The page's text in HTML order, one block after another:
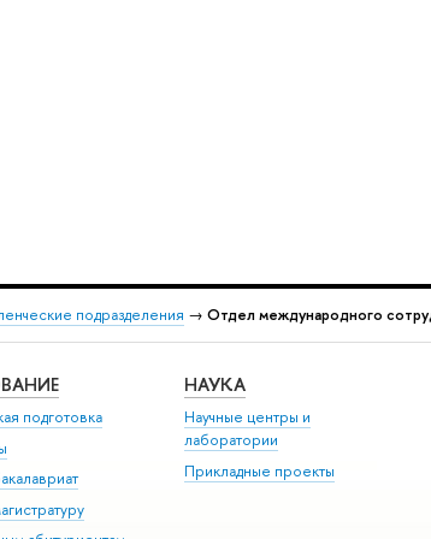
подразделения → Отдел международного
подготовка
НАУКА
Научные центры и
лаборатории
Прикладные проекты